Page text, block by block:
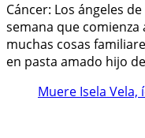
Cáncer: Los ángeles
semana que
muchas cosas
en pasta amado hijo
Muere Isela